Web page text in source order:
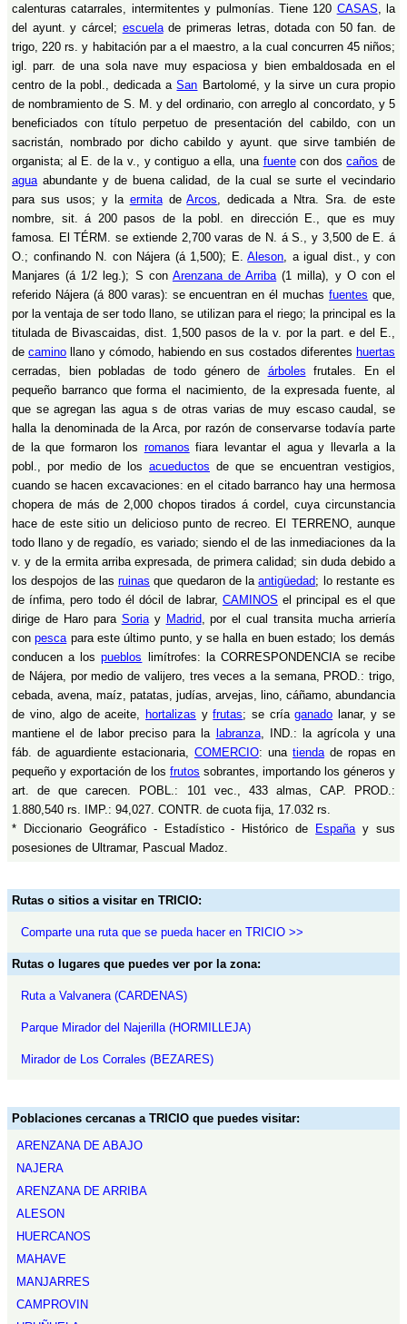
calenturas catarrales, intermitentes y pulmonías. Tiene 120 CASAS, la
del ayunt. y cárcel; escuelade primeras letras, dotada con 50 fan. de
trigo, 220 rs. y habitación par a el maestro, a la cual concurren 45 niños;
igl. parr. de una sola nave muy espaciosa y bien embaldosada en el
centro de la pobl., dedicada aSan Bartolomé, y la sirve un cura propio
de nombramiento de S. M. y del ordinario, con arreglo al concordato, y 5
beneficiados con título perpetuo de presentación del cabildo, con un
sacristán, nombrado por dicho cabildo y ayunt. que sirve también de
organista; al E. de la v., y contiguo a ella, una fuentecon doscaños de
aguaabundante y de buena calidad, de la cual se surte el vecindario
para sus usos; y la ermitadeArcos, dedicada a Ntra. Sra. de este
nombre, sit. á 200 pasos de la pobl. en dirección E., que es muy
famosa. El TÉRM. se extiende 2,700 varas de N. á S., y 3,500 de E. á
O.; confinando N. con Nájera (á 1,500); E.Aleson, a igual dist., y con
Manjares (á 1/2 leg.); S con Arenzana de Arriba(1 milla), y O con el
referido Nájera (á 800 varas): se encuentran en él muchasfuentes que,
por la ventaja de ser todo llano, se utilizan para el riego; la principal es la
titulada de Bivascaidas, dist. 1,500 pasos de la v. por la part. e del E.,
decamino llano y cómodo, habiendo en sus costados diferentes huertas
cerradas, bien pobladas de todo género de árboles frutales. En el
pequeño barranco que forma el nacimiento, de la expresada fuente, al
que se agregan las agua s de otras varias de muy escaso caudal, se
halla la denominada de la Arca, por razón de conservarse todavía parte
de la que formaron los romanos fiara levantar el agua y llevarla a la
pobl., por medio de los acueductos de que se encuentran vestigios,
cuando se hacen excavaciones: en el citado barranco hay una hermosa
chopera de más de 2,000 chopos tirados á cordel, cuya circunstancia
hace de este sitio un delicioso punto de recreo. El TERRENO, aunque
todo llano y de regadío, es variado; siendo el de las inmediaciones da la
v. y de la ermita arriba expresada, de primera calidad; sin duda debido a
los despojos de las ruinas que quedaron de laantigüedad; lo restante es
de ínfima, pero todo él dócil de labrar, CAMINOS el principal es el que
dirige de Haro para Soriay Madrid, por el cual transita mucha arriería
conpescapara este último punto, y se halla en buen estado; los demás
conducen a lospueblos limítrofes: la CORRESPONDENCIA se recibe
de Nájera, por medio de valijero, tres veces a la semana, PROD.: trigo,
cebada, avena, maíz, patatas, judías, arvejas, lino, cáñamo, abundancia
de vino, algo de aceite, hortalizas yfrutas; se críaganado lanar, y se
mantiene el de labor preciso para la labranza, IND.: la agrícola y una
fáb. de aguardiente estacionaria, COMERCIO: una tiendade ropas en
pequeño y exportación de los frutos sobrantes, importando los géneros y
art. de que carecen. POBL.: 101 vec., 433 almas, CAP. PROD.:
1.880,540 rs. IMP.: 94,027. CONTR. de cuota fija, 17.032 rs.
* Diccionario Geográfico - Estadístico - Histórico de
Españay sus
posesiones de Ultramar, Pascual Madoz.
Rutas o sitios a visitar en TRICIO:
Comparte una ruta que se pueda hacer en TRICIO >>
Rutas o lugares que puedes ver por la zona:
Ruta a Valvanera (CARDENAS)
Parque Mirador del Najerilla (HORMILLEJA)
Mirador de Los Corrales (BEZARES)
Poblaciones cercanas a TRICIO que puedes visitar:
ARENZANA DE ABAJO
NAJERA
ARENZANA DE ARRIBA
ALESON
HUERCANOS
MAHAVE
MANJARRES
CAMPROVIN